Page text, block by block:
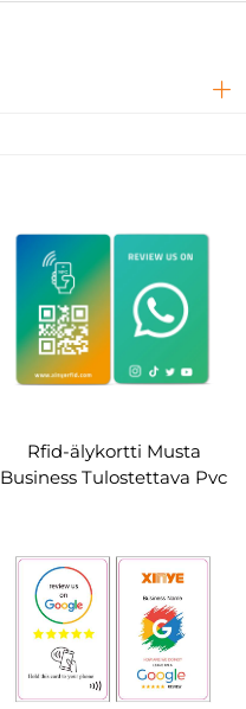
Rfid-älykortti Musta
Business Tulostettava Pvc
Whatsapp Google Review
Nfc-kortit